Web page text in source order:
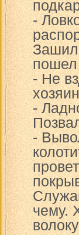
-
Зашил
пошел
- Не
-
-
чему.